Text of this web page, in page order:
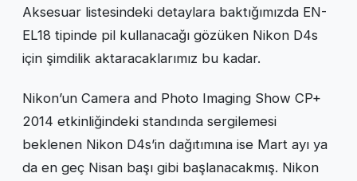
Aksesuar listesindeki detaylara baktığımızda EN-
EL18 tipinde pil kullanacağı gözüken Nikon D4s
için şimdilik aktaracaklarımız bu kadar.
Nikon’un Camera and Photo Imaging Show CP+
2014 etkinliğindeki standında sergilemesi
beklenen Nikon D4s’in dağıtımına ise Mart ayı ya
da en geç Nisan başı gibi başlanacakmış. Nikon